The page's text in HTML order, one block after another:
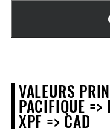
VALEURS
PACIFIQUE
XPF => CAD